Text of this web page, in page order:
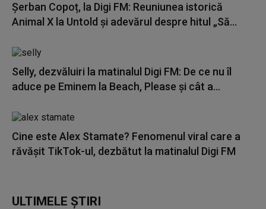
Șerban Copoț, la Digi FM: Reuniunea istorică
Animal X la Untold și adevărul despre hitul „Să...
Selly, dezvăluiri la matinalul Digi FM: De ce nu îl
aduce pe Eminem la Beach, Please și cât a...
Cine este Alex Stamate? Fenomenul viral care a
răvășit TikTok-ul, dezbătut la matinalul Digi FM
ULTIMELE ȘTIRI